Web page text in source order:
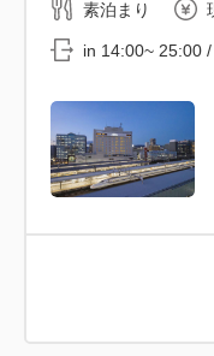
素泊まり
in 14:00~ 25:00